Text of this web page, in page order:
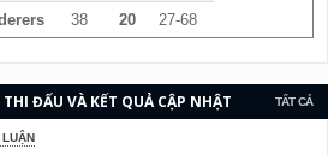
38 20 27-68
TẤT CẢ
ĐẤU VÀ KẾT QUẢ CẬP NHẬT
LUẬN